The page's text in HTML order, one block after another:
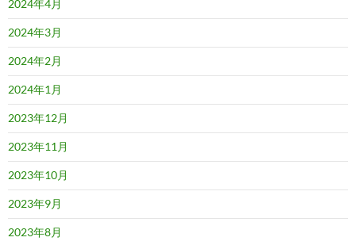
2024年4月
2024年3月
2024年2月
2024年1月
2023年12月
2023年11月
2023年10月
2023年9月
2023年8月